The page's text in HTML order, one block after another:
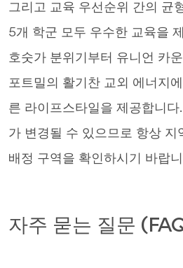
그리고 교육 우선순위 간의 균
5개 학군 모두 우수한 교육을
호숫가 분위기부터 유니언 카
포트밀의 활기찬 교외 에너지
른 라이프스타일을 제공합니다
가 변경될 수 있으므로 항상 지
배정 구역을 확인하시기 바랍
자주 묻는 질문